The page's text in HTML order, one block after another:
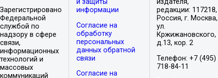
Зарегистрировано
Федеральной
службой по
надзору в сфере
связи,
информационных
технологий и
массовых
коммуникаций
и защиты
информации
Согласие на
обработку
персональных
данных обратной
связи
Согласие на
издателя,
редакции: 117218,
Россия, г. Москва,
ул.
Кржижановского,
д.13, кор. 2
Телефон: +7 (495)
718-84-11